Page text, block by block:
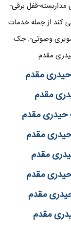
قفل برقی-
کند از جمله خدمات
وصوتی-. جک
مقدم
مقدم
مقدم
حیدری مقدم
مقدم
مقدم
مقدم
مقدم
مقدم